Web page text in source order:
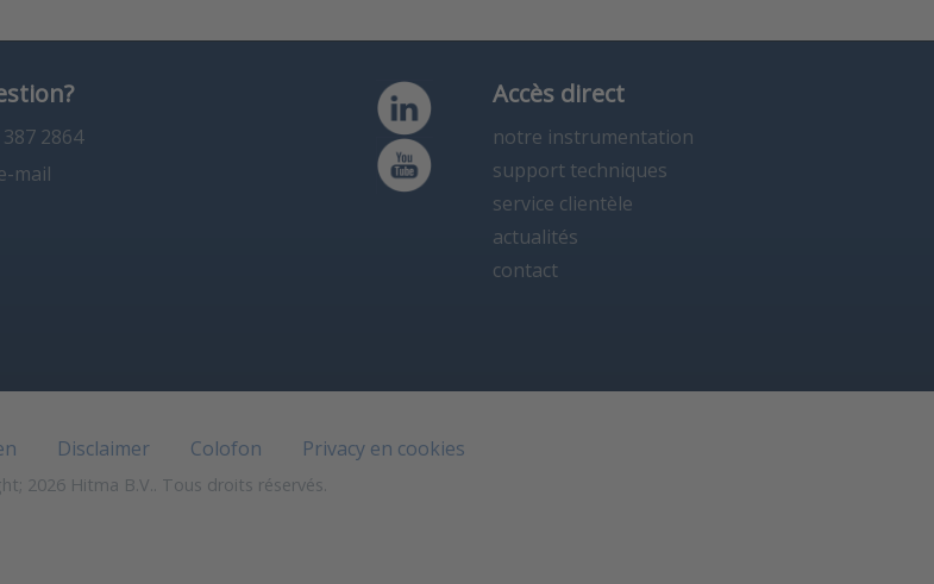
2864
mail
Accès direct
notre instrumentation
support techniques
service clientèle
actualités
contact
Disclaimer Colofon Privacy en cookies
2026 Hitma B.V.. Tous droits réservés.